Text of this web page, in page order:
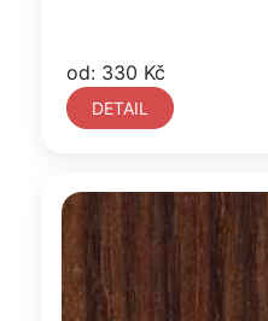
od: 330 Kč
DETAIL